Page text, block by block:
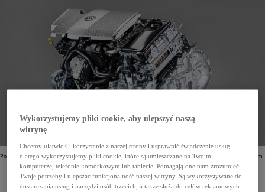
Poniżej przedstawiamy listę kluczowych urządzeń pod maską samochodu, które powinien znać każdy kierowca:
Filtr i wlew oleju
Płyn hamulcowy
Bezpieczniki
Wykorzystujemy pliki cookie, aby ulepszyć naszą
witrynę
Chcemy ułatwić Ci korzystanie z naszej strony i usprawnić świadczenie usług,
dlatego wykorzystujemy pliki cookie, które są umieszczane na Twoim
komputerze, telefonie komórkowym lub tablecie. Pomagają one nam zrozumieć
Twoje potrzeby i ulepszać funkcjonalność naszej witryny. Są wykorzystywane do
dostarczania usług i narzędzi osób trzecich, a także służą do celów reklamowych.